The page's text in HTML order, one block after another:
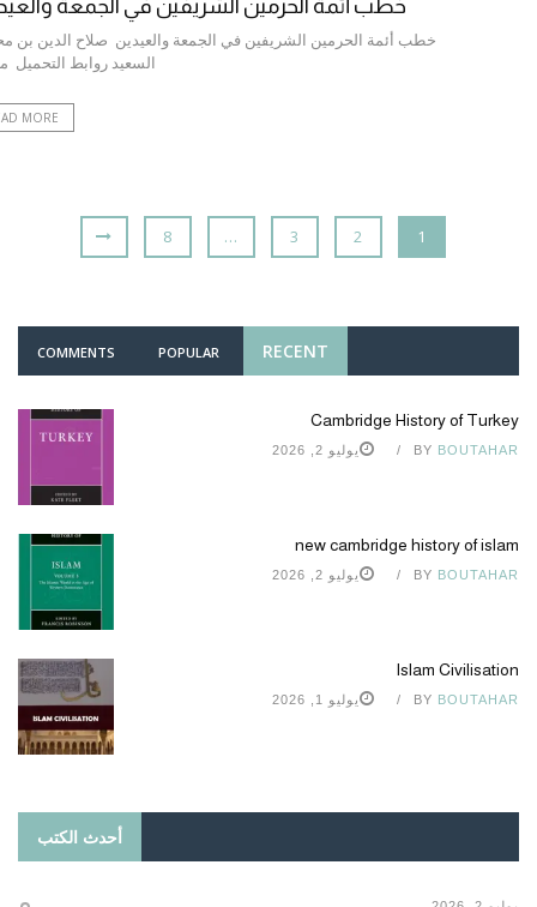
خطب أئمة الحرمين الشريفين في الجمعة
خطب أئمة الحرمين الشريفين في الجمعة والعيدين صلاح الدين بن
السعيد روابط التحميل
MORE
1
2
3
…
8
RECENT
POPULAR
COMMENTS
Cambridge History of Turkey
BY BOUTAHAR يوليو 2, 2026
new cambridge history of islam
BY BOUTAHAR يوليو 2, 2026
Islam Civilisation
BY BOUTAHAR يوليو 1, 2026
أحدث الكتب